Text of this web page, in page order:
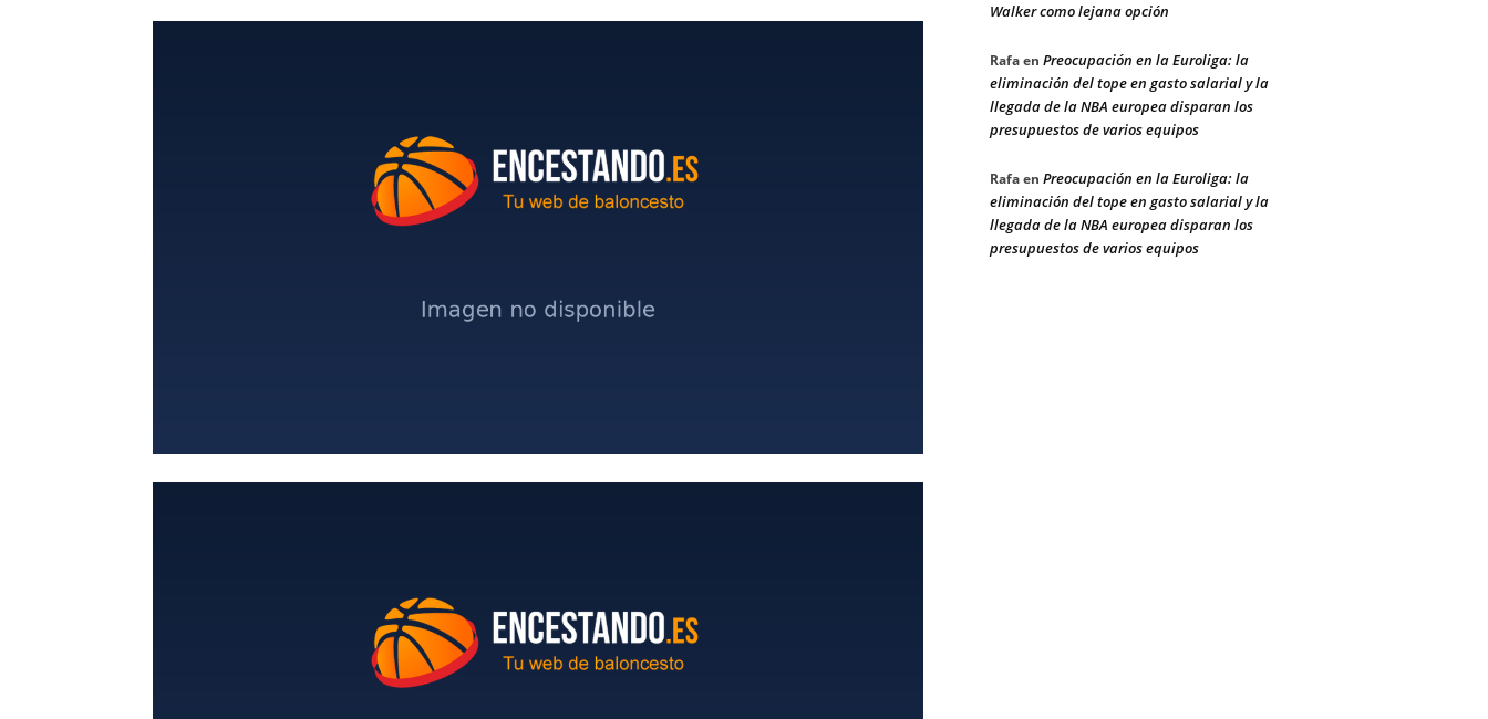
Walker como lejana opción
Rafaen Preocupación en la Euroliga: la
eliminación del tope en gasto salarial y la
llegada de la NBA europea disparan los
presupuestos de varios equipos
Rafaen Preocupación en la Euroliga: la
eliminación del tope en gasto salarial y la
llegada de la NBA europea disparan los
presupuestos de varios equipos